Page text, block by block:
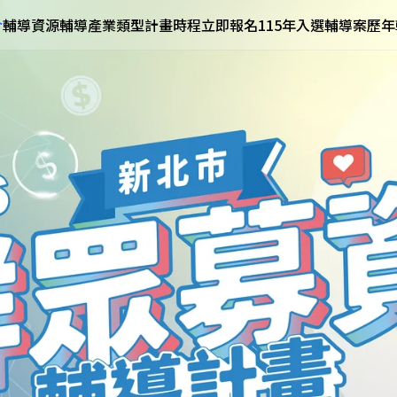
輔導資源輔導產業類型計畫時程立即報名115年入選輔導案歷